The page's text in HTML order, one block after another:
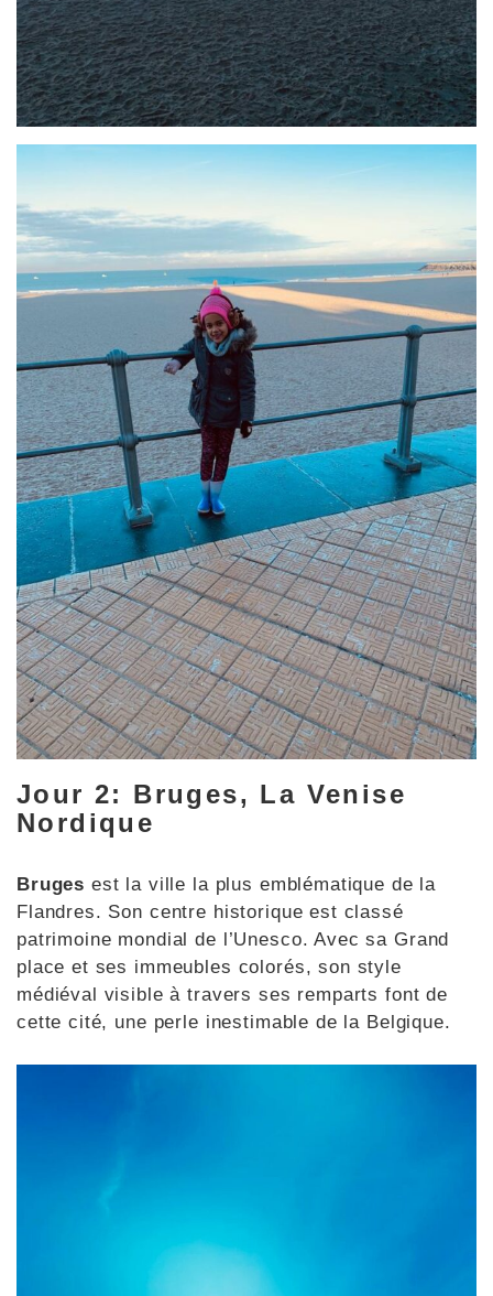
Jour 2: Bruges, La Venise
Nordique
Bruges est la ville la plus emblématique de la
Flandres. Son centre historique est classé
patrimoine mondial de l’Unesco. Avec sa Grand
place et ses immeubles colorés, son style
médiéval visible à travers ses remparts font de
cette cité, une perle inestimable de la Belgique.